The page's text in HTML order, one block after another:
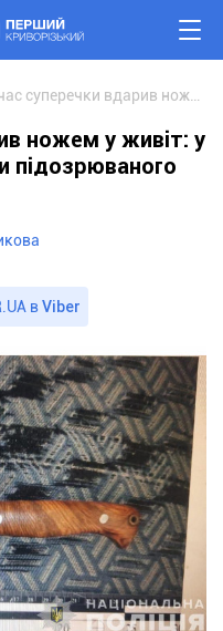
ножем у живіт: у
підозрюваного
вViber